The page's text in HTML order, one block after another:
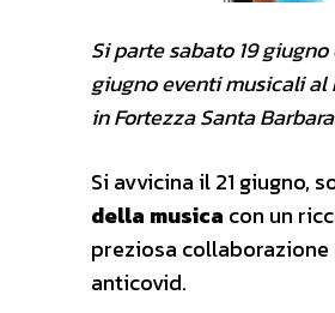
Si parte sabato 19
giugno eventi musicali
in Fortezza Santa
Si avvicina il 21 giugno,
della musica con un
preziosa
anticovid.